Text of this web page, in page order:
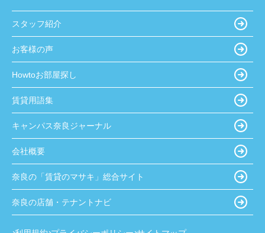
スタッフ紹介
お客様の声
Howtoお部屋探し
賃貸用語集
キャンパス奈良ジャーナル
会社概要
奈良の「賃貸のマサキ」総合サイト
奈良の店舗・テナントナビ